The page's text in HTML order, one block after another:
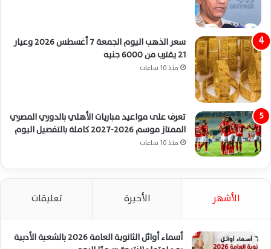
سعر الذهب اليوم الجمعة 7 أغسطس 2026 وعيار
21 يقترب من 6000 جنيه
منذ 10 ساعات
تعرف على مواعيد مباريات الأهلي بالدوري المصري
الممتاز موسم 2026-2027 كاملة بالتفصيل اليوم
منذ 10 ساعات
الأشهر الأخيرة تعليقات
أسماء أوائل الثانوية العامة 2026 بالشعبة الأدبية